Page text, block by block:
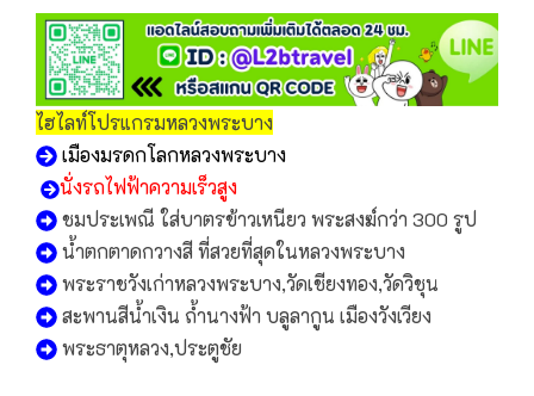
ไฮไลท์โปรแกรมหลวงพระบาง
เมืองมรดกโลกหลวงพระบาง
นั่งรถไฟฟ้าความเร็วสูง
ชมประเพณี ใส่บาตรข้าวเหนียว พระสงฆ์กว่า 300 รูป
น้ำตกตาดกวางสี ที่สวยที่สุดในหลวงพระบาง
พระราชวังเก่าหลวงพระบาง,วัดเชียงทอง,วัดวิชุน
สะพานสีน้ำเงิน ถ้ำนางฟ้า บลูลากูน เมืองวังเวียง
พระธาตุหลวง,ประตูชัย